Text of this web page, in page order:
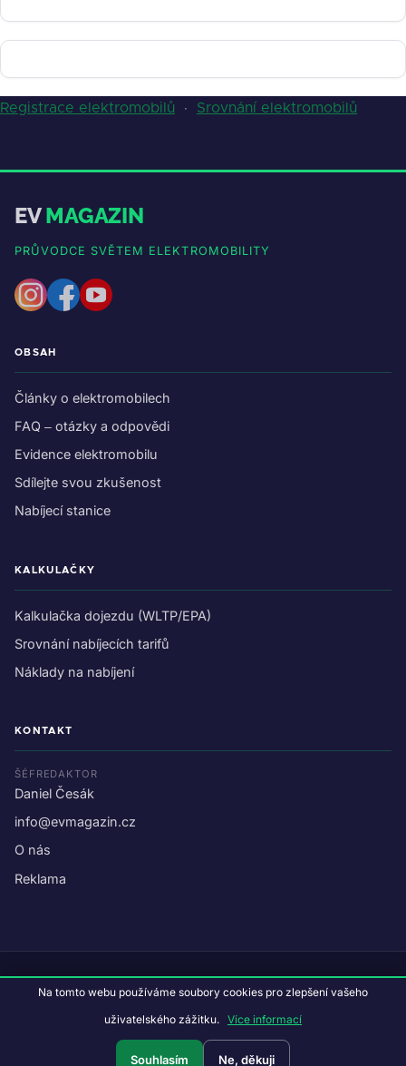
Registrace elektromobilů · Srovnání elektromobilů
EVMAGAZIN
PRŮVODCE SVĚTEM ELEKTROMOBILITY
OBSAH
Články o elektromobilech
FAQ – otázky a odpovědi
Evidence elektromobilu
Sdílejte svou zkušenost
Nabíjecí stanice
KALKULAČKY
Kalkulačka dojezdu (WLTP/EPA)
Srovnání nabíjecích tarifů
Náklady na nabíjení
KONTAKT
ŠÉFREDAKTOR
Daniel Česák
info@evmagazin.cz
O nás
Reklama
© 2026 EV Magazin.Podmínky a ochrana dat.
Studiografix
Na tomto webu používáme soubory cookies pro zlepšení vašeho
uživatelského zážitku. Více informací
Souhlasím Ne, děkuji